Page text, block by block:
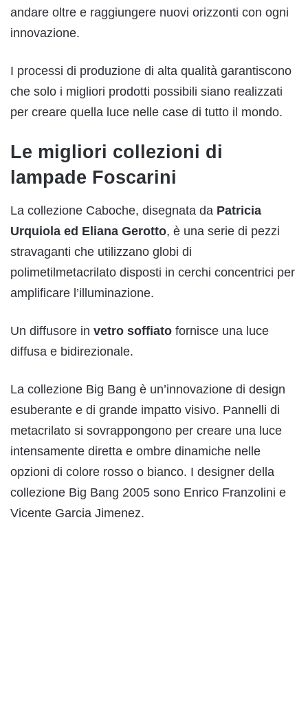
andare oltre e raggiungere nuovi orizzonti con ogni
innovazione.
I processi di produzione di alta qualità garantiscono
che solo i migliori prodotti possibili siano realizzati
per creare quella luce nelle case di tutto il mondo.
Le migliori collezioni di
lampade Foscarini
La collezione Caboche, disegnata da Patricia
Urquiola ed Eliana Gerotto, è una serie di pezzi
stravaganti che utilizzano globi di
polimetilmetacrilato disposti in cerchi concentrici per
amplificare l’illuminazione.
Un diffusore in vetro soffiato fornisce una luce
diffusa e bidirezionale.
La collezione Big Bang è un’innovazione di design
esuberante e di grande impatto visivo. Pannelli di
metacrilato si sovrappongono per creare una luce
intensamente diretta e ombre dinamiche nelle
opzioni di colore rosso o bianco. I designer della
collezione Big Bang 2005 sono Enrico Franzolini e
Vicente Garcia Jimenez.